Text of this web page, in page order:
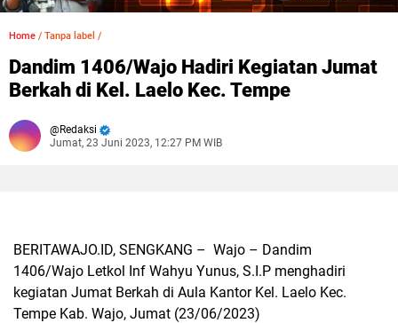
Home / Tanpa label /
Dandim 1406/Wajo Hadiri Kegiatan Jumat
Berkah di Kel. Laelo Kec. Tempe
Redaksi
Jumat, 23 Juni 2023, 12:27 PM WIB
BERITAWAJO.ID, SENGKANG – Wajo – Dandim
1406/Wajo Letkol Inf Wahyu Yunus, S.I.P menghadiri
kegiatan Jumat Berkah di Aula Kantor Kel. Laelo Kec.
Tempe Kab. Wajo, Jumat (23/06/2023)